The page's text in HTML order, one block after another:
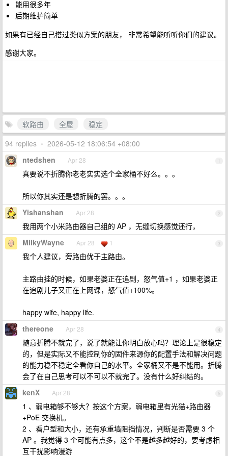
能用很多年
后期维护简单
如果有已经自己搭过类似方案的朋友， 非常希望能听听你们的建议。
感谢大家。
软路由 全屋
稳定
94 replies • 2026-05-12 18:06:54 +08:00
1
ntedshen Apr 28
真要说不折腾你老老实实选个全家桶不好么。。。
所以你其实还是想折腾的罢。。。
2
Yishanshan Apr 28
我用两个小米路由器自己组的 AP ，无缝切换感觉还行，
3
MilkyWayne Apr 28 1
我个人建议，旁路由优于主路由。
主路由挂的时候，如果老婆正在追剧，怒气值+1 ，如果老婆正
在追剧儿子又正在上网课，怒气值+100%。
happy wife, happy life.
4
thereone Apr 28
随意折腾不就完了，说了就能让你明白放心吗？理论上是很稳定
的，但是实际又不能控制你的固件来源你的配置手法和解决问题
的能力稳不稳定全看你自己的水平。全家桶又不是不能用。折腾
会了在自己思考可以不可以不就完了。没有什么好纠结的。
5
kenX Apr 28
1 、弱电箱够不够大？按这个方案，弱电箱里有光猫+路由器
+PoE 交换机。
2 、看户型和大小，还有承重墙阻挡情况，判断是否需要 3 个
AP 。我觉得 3 个可能有点多，这个不是越多越好的，要考虑相
互干扰影响漫游